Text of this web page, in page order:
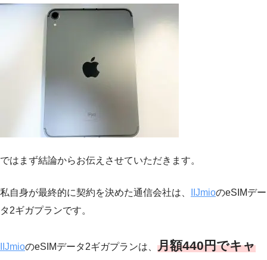
ではまず結論からお伝えさせていただきます。
私自身が最終的に契約を決めた通信会社は、 IIJmioのeSIMデー
タ2ギガプランです。
IIJmioのeSIMデータ2ギガプランは、 月額440円でキャ